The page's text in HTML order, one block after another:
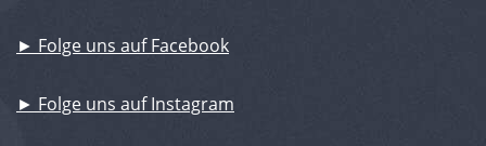
► Folge uns auf Facebook
► Folge uns auf Instagram